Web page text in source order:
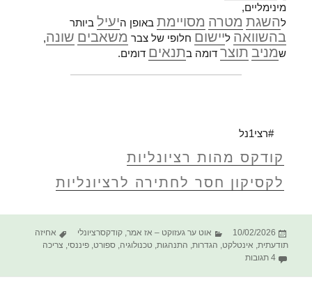
מינימליים,
להשגת מטרה מסויימת באופן היעיל ביותר
בהשוואה ליישום חלופי של צבר משאבים שונה,
שמניב תוצר דומה בתנאים דומים.
#רצי1נל
קודקס מהות רציונליות
לקסיקון חסר לחתירה לרציונליות
פורסם
בתאריך
10/02/2026 קטגוריות
אוט ער געזוקט – אז אמר,קודקסרציונלי תגיות
אחיזה
תודעתית, אינטלקט, הגדרות, התנהגות, טכנולוגיה,ספורט,פיננסי, צריכה
4 תגובות
על הקודקס החסר לחתירה לרציונליות – מיטוב